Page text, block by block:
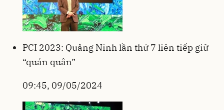
PCI 2023: Quảng Ninh lần thứ 7 liên tiếp giữ
“quán quân”
09:45, 09/05/2024